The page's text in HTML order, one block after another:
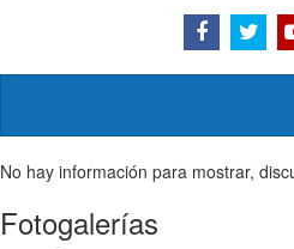
No hay información para mostrar,
Fotogalerías